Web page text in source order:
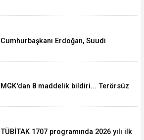
Cumhurbaşkanı Erdoğan, Suudi
MGK'dan 8 maddelik bildiri... Terörsüz
TÜBİTAK 1707 programında 2026 yılı ilk